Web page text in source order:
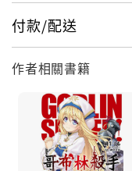
稱劍之聖女的英雄
現了小鬼（Goblin
女神官、蜥蜴僧侶
地下迷宮！「這場
くも×神奈月昇的
付款/配送
作者相關書籍